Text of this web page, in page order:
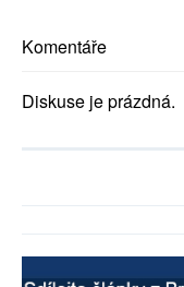
Komentáře
Diskuse je prázdná.